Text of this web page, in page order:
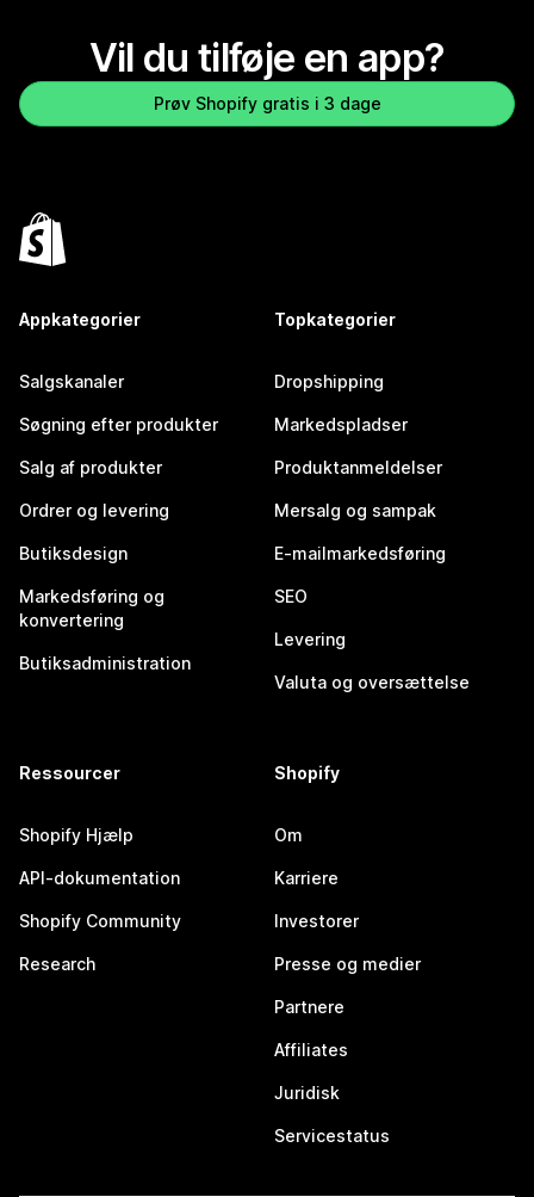
Vil du tilføje en app?
Prøv Shopify gratis i 3 dage
Appkategorier
Salgskanaler
Søgning efter produkter
Salg af produkter
Ordrer og levering
Butiksdesign
Markedsføring og
konvertering
Butiksadministration
Topkategorier
Dropshipping
Markedspladser
Produktanmeldelser
Mersalg og sampak
E-mailmarkedsføring
SEO
Levering
Valuta og oversættelse
Ressourcer
Shopify Hjælp
API-dokumentation
Shopify Community
Research
Shopify
Om
Karriere
Investorer
Presse og medier
Partnere
Affiliates
Juridisk
Servicestatus